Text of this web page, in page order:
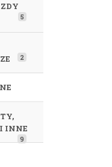
5
2
INNE
9